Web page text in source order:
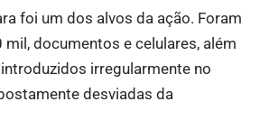
foi um dos alvos da ação. Foram
mil, documentos e celulares, além
irregularmente no
desviadas da